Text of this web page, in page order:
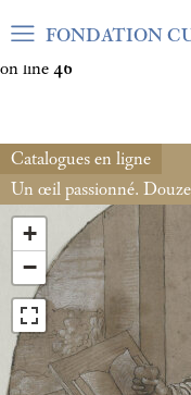
Warning: Undefined
on line 46
FONDATION
Catalogues en ligne
Un œil passionné.
+
−